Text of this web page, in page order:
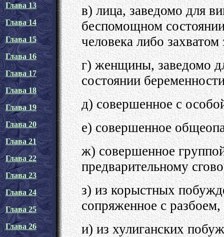
Глава 13
Глава 14
Глава 15
Глава 16
Глава 17
Глава 18
Глава 19
Глава 20
Глава 21
Глава 22
Глава 23
Глава 24
Глава 25
Глава 26
в) лица, заведомо для
беспомощном
человека либо
г) женщины, заведомо
состоянии
д) совершенное с
е) совершенное
ж) совершенное
предварительному
з) из корыстных
сопряженное с
и) из хулиганских